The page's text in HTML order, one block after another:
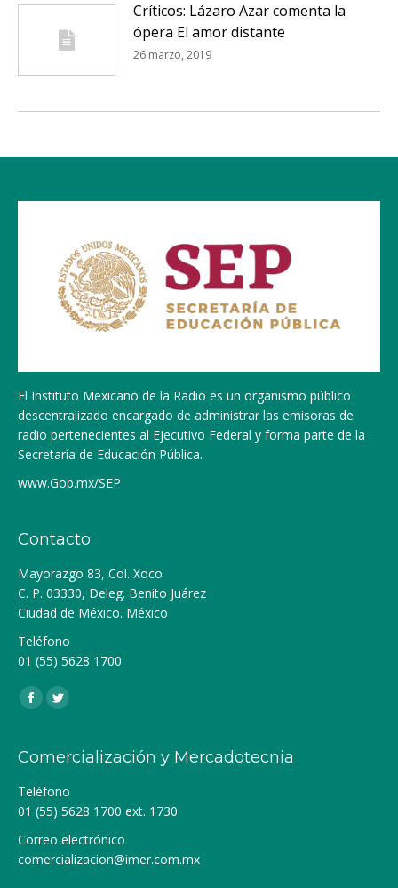
Críticos: Lázaro Azar comenta la
ópera El amor distante
26 marzo, 2019
El Instituto Mexicano de la Radio es un organismo público
descentralizado encargado de administrar las emisoras de
radio pertenecientes al Ejecutivo Federal y forma parte de la
Secretaría de Educación Pública.
www.Gob.mx/SEP
Contacto
Mayorazgo 83, Col. Xoco
C. P. 03330, Deleg. Benito Juárez
Ciudad de México. México
Teléfono
01 (55) 5628 1700
Encuéntranos en:
Facebook
Twitter
Comercialización y Mercadotecnia
Teléfono
01 (55) 5628 1700 ext. 1730
Correo electrónico
comercializacion@imer.com.mx